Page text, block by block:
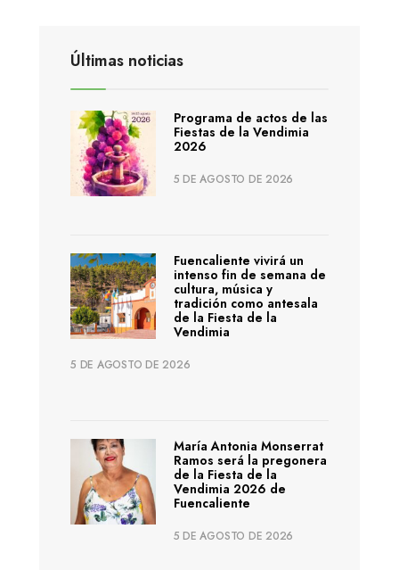
Últimas noticias
Programa de actos de las
Fiestas de la Vendimia
2026
5 DE AGOSTO DE 2026
Fuencaliente vivirá un
intenso fin de semana de
cultura, música y
tradición como antesala
de la Fiesta de la
Vendimia
5 DE AGOSTO DE 2026
María Antonia Monserrat
Ramos será la pregonera
de la Fiesta de la
Vendimia 2026 de
Fuencaliente
5 DE AGOSTO DE 2026